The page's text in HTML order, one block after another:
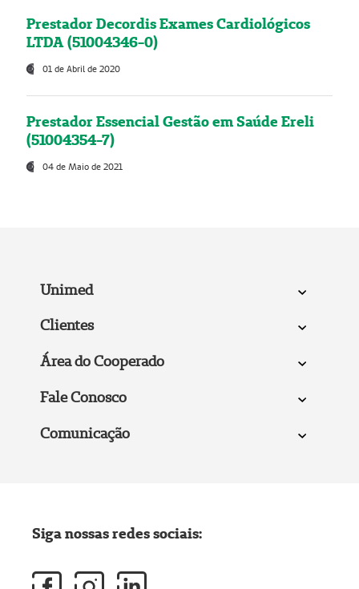
Prestador Decordis Exames Cardiológicos
LTDA (51004346-0)
01 de Abril de 2020
Prestador Essencial Gestão em Saúde Ereli
(51004354-7)
04 de Maio de 2021
Unimed
Clientes
Área do Cooperado
Fale Conosco
Comunicação
Siga nossas redes sociais: